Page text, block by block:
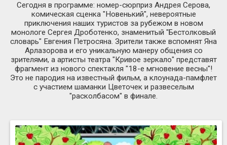
Сегодня в программе: номер-сюрприз Андрея Серова,
комическая сценка "Новенький", невероятные
приключения наших туристов за рубежом в новом
монологе Сергея Дроботенко, знаменитый "Бестолковый
словарь" Евгения Петросяна. Зрители также вспомнят Яна
Арлазорова и его уникальную манеру общения со
зрителями, а артисты театра "Кривое зеркало" представят
фрагмент из нового спектакля "18-е мгновение весны"!
Это не пародия на известный фильм, а клоунада-памфлет
с участием шаманки Цветочек и развеселым
"расколбасом" в финале.